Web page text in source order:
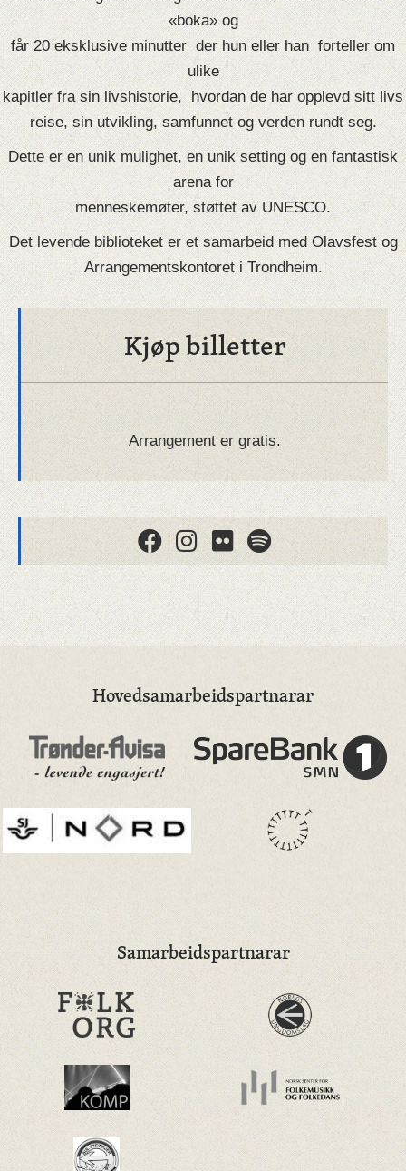
«boka» og
får 20 eksklusive minutter der hun eller han forteller om
ulike
kapitler fra sin livshistorie, hvordan de har opplevd sitt livs
reise, sin utvikling, samfunnet og verden rundt seg.
Dette er en unik mulighet, en unik setting og en fantastisk
arena for
menneskemøter, støttet av UNESCO.
Det levende biblioteket er et samarbeid med Olavsfest og
Arrangementskontoret i Trondheim.
Kjøp billetter
Arrangement er gratis.
Hovedsamarbeidspartnarar
Samarbeidspartnarar